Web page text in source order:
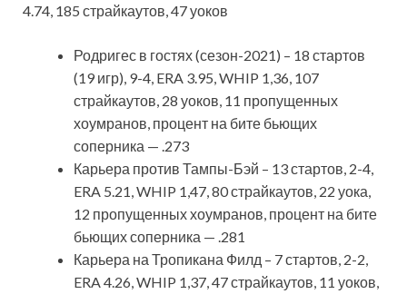
4.74, 185 страйкаутов, 47 уоков
Родригес в гостях (сезон-2021) – 18 стартов
(19 игр), 9-4, ERA 3.95, WHIP 1,36, 107
страйкаутов, 28 уоков, 11 пропущенных
хоумранов, процент на бите бьющих
соперника — .273
Карьера против Тампы-Бэй – 13 стартов, 2-4,
ERA 5.21, WHIP 1,47, 80 страйкаутов, 22 уока,
12 пропущенных хоумранов, процент на бите
бьющих соперника — .281
Карьера на Тропикана Филд – 7 стартов, 2-2,
ERA 4.26, WHIP 1,37, 47 страйкаутов, 11 уоков,